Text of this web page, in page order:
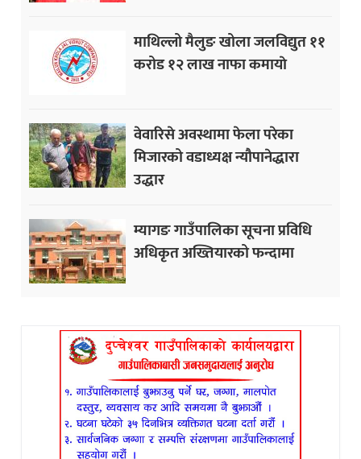
माथिल्लो मैलुङ खोला जलविद्युत ११
करोड १२ लाख नाफा कमायाे
वेवारिसे अवस्थामा फेला परेका
मिजारको वडाध्यक्ष न्यौपानेद्धारा
उद्धार
म्यागङ गाउँपालिका सूचना प्रविधि
अधिकृत अख्तियारको फन्दामा